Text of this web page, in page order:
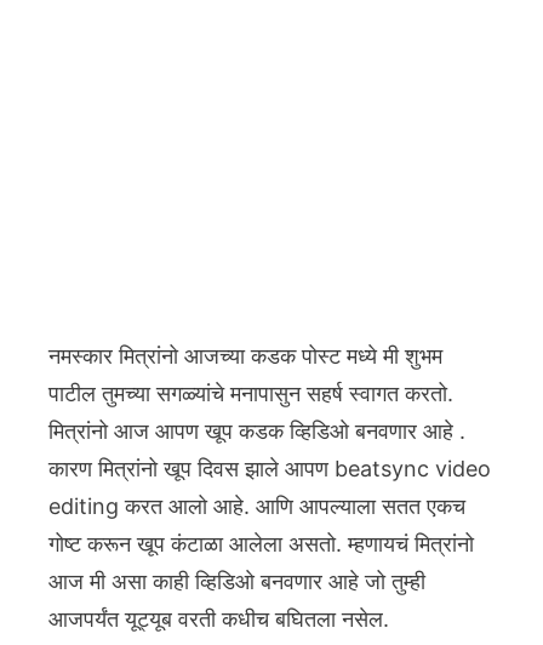
नमस्कार मित्रांनो आजच्या कडक पोस्ट मध्ये मी शुभम
पाटील तुमच्या सगळ्यांचे मनापासुन सहर्ष स्वागत करतो.
मित्रांनो आज आपण खूप कडक व्हिडिओ बनवणार आहे .
कारण मित्रांनो खूप दिवस झाले आपण beatsync video
editing करत आलो आहे. आणि आपल्याला सतत एकच
गोष्ट करून खूप कंटाळा आलेला असतो. म्हणायचं मित्रांनो
आज मी असा काही व्हिडिओ बनवणार आहे जो तुम्ही
आजपर्यंत यूट्यूब वरती कधीच बघितला नसेल.